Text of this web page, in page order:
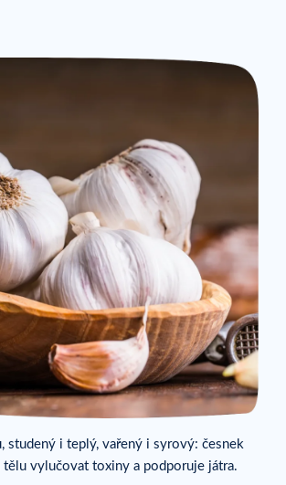
studený i teplý, vařený i syrový: česnek
tělu vylučovat toxiny a podporuje játra.